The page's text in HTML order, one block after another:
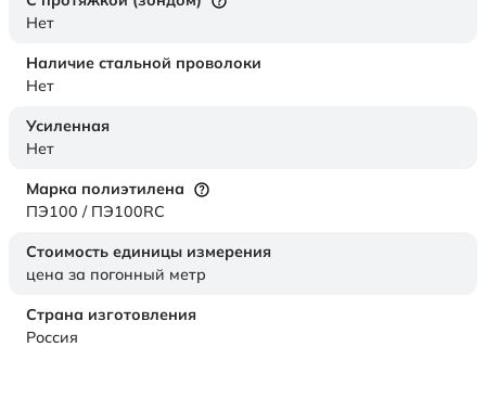
Нет
Наличие стальной проволоки
Нет
Усиленная
Нет
Марка полиэтилена
ПЭ100 / ПЭ100RC
Стоимость единицы измерения
цена за погонный метр
Страна изготовления
Россия